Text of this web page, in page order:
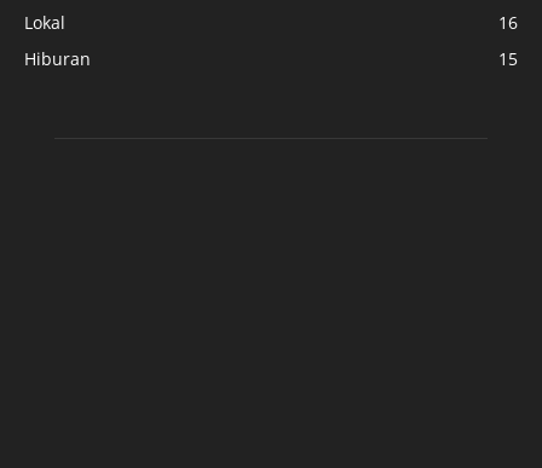
Lokal
16
Hiburan
15